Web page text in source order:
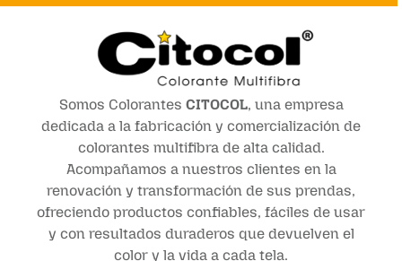
Somos Colorantes CITOCOL, una empresa
dedicada a la fabricación y comercialización de
colorantes multifibra de alta calidad.
Acompañamos a nuestros clientes en la
renovación y transformación de sus prendas,
ofreciendo productos confiables, fáciles de usar
y con resultados duraderos que devuelven el
color y la vida a cada tela.